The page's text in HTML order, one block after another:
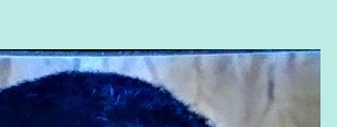
Grupo Odebrecht, citada na delação de
sempre atuou para promover o Brasil no
determinadas empresas ou